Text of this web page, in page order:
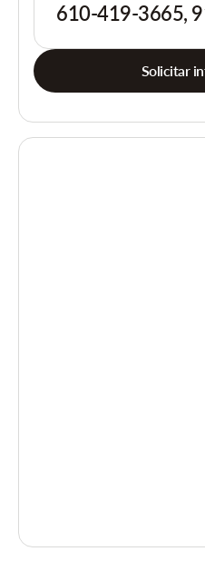
610-419-3665,
Solicitar